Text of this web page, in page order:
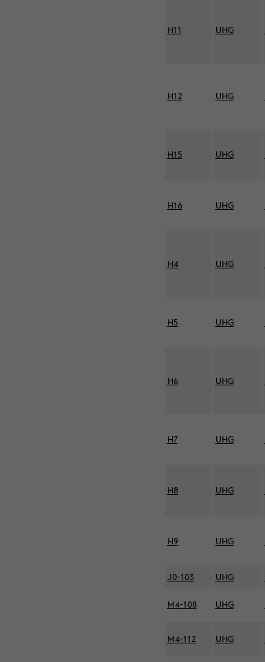
H11 UHG
H12 UHG
H15 UHG
H16 UHG
H4 UHG
H5 UHG
H6 UHG
H7 UHG
H8 UHG
H9 UHG
J0-103 UHG
M4-108 UHG
M4-112 UHG